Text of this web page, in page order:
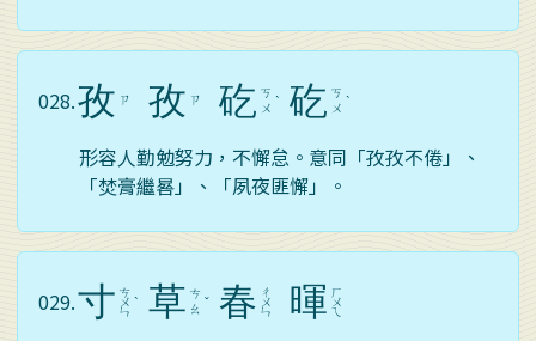
028.孜 ㄗ 孜 ㄗ 矻 ㄎ
ㄨ ˋ 矻 ㄎ
ㄨ ˋ
形容人勤勉努力，不懈怠。意同「孜孜不倦」、
「焚膏繼晷」、「夙夜匪懈」。
029.寸 ㄘ
ㄨ
ㄣ
ˋ 草 ㄘ
ㄠ ˇ 春 ㄔ
ㄨ
ㄣ 暉 ㄏ
ㄨ
ㄟ